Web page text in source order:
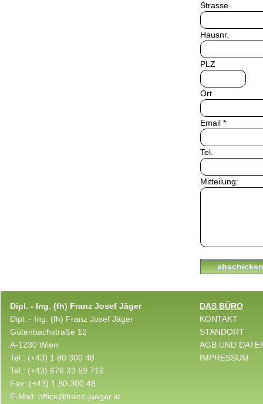
Strasse
Hausnr.
PLZ
Ort
Email *
Tel.
Mitteilung:
Dipl. - Ing. (fh) Franz Josef Jäger
Dipl. - Ing. (fh) Franz Josef Jäger
Gütenbachstraße 12
A-1230 Wien
Tel.: (+43) 1 80 300 48
Tel.: (+43) 676 33 69 716
Fax: (+43) 1 80 300 48
E-Mail: office@franz-jaeger.at
DAS BÜRO
KONTAKT
STANDORT
AGB UND
IMPRESSUM